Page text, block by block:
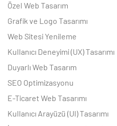
Özel Web Tasarım
Grafik ve Logo Tasarımı
Web Sitesi Yenileme
Kullanıcı Deneyimi (UX) Tasarımı
Duyarlı Web Tasarım
SEO Optimizasyonu
E-Ticaret Web Tasarımı
Kullanıcı Arayüzü (UI) Tasarımı